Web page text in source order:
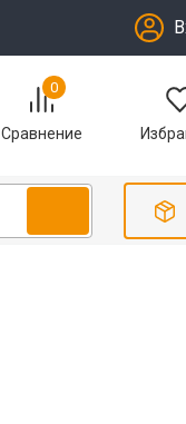
0
Сравнение